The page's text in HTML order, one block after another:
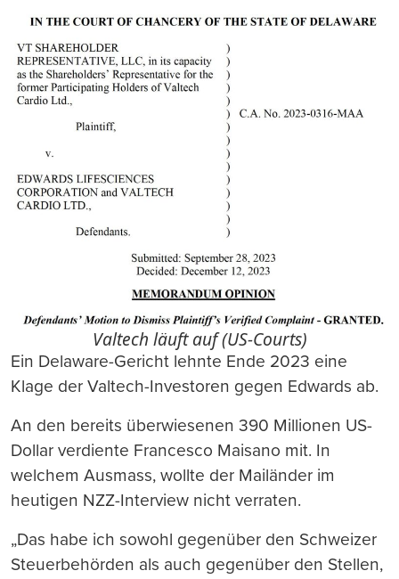
Valtech läuft auf (US-Courts)
Ein Delaware-Gericht lehnte Ende 2023 eine
Klage der Valtech-Investoren gegen Edwards ab.
An den bereits überwiesenen 390 Millionen US-
Dollar verdiente Francesco Maisano mit. In
welchem Ausmass, wollte der Mailänder im
heutigen NZZ-Interview nicht verraten.
„Das habe ich sowohl gegenüber den Schweizer
Steuerbehörden als auch gegenüber den Stellen,